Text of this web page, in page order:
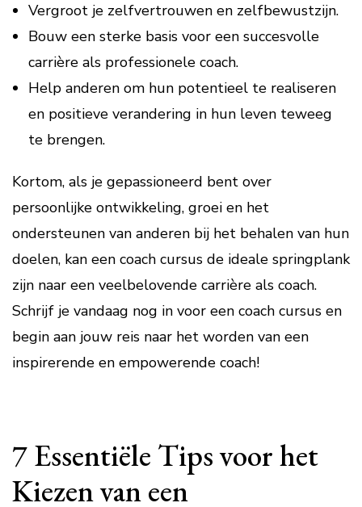
Vergroot je zelfvertrouwen en zelfbewustzijn.
Bouw een sterke basis voor een succesvolle
carrière als professionele coach.
Help anderen om hun potentieel te realiseren
en positieve verandering in hun leven teweeg
te brengen.
Kortom, als je gepassioneerd bent over
persoonlijke ontwikkeling, groei en het
ondersteunen van anderen bij het behalen van hun
doelen, kan een coach cursus de ideale springplank
zijn naar een veelbelovende carrière als coach.
Schrijf je vandaag nog in voor een coach cursus en
begin aan jouw reis naar het worden van een
inspirerende en empowerende coach!
7 Essentiële Tips voor het
Kiezen van een